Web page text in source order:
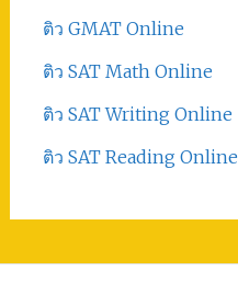
ติว GMAT Online
ติว SAT Math Online
ติว SAT Writing Online
ติว SAT Reading Online